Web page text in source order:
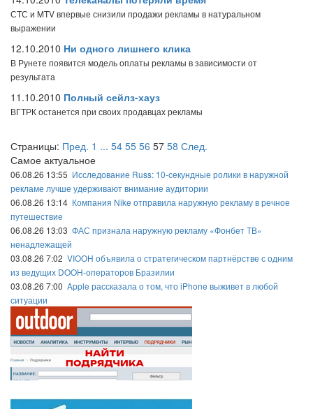
СТС и MTV впервые снизили продажи рекламы в натуральном
выражении
12.10.2010 Ни одного лишнего клика
В Рунете появится модель оплаты рекламы в зависимости от
результата
11.10.2010 Полный сейлз-хауз
ВГТРК останется при своих продавцах рекламы
Страницы: Пред. 1 ... 54 55 56 57 58 След.
Самое актуальное
06.08.26 13:55 Исследование Russ: 10-секундные ролики в наружной
рекламе лучше удерживают внимание аудитории
06.08.26 13:14 Компания Nike отправила наружную рекламу в речное
путешествие
06.08.26 13:03 ФАС признала наружную рекламу «Фонбет ТВ»
ненадлежащей
03.08.26 7:02 VIOOH объявила о стратегическом партнёрстве с одним
из ведущих DOOH-операторов Бразилии
03.08.26 7:00 Apple рассказала о том, что iPhone выживет в любой
ситуации